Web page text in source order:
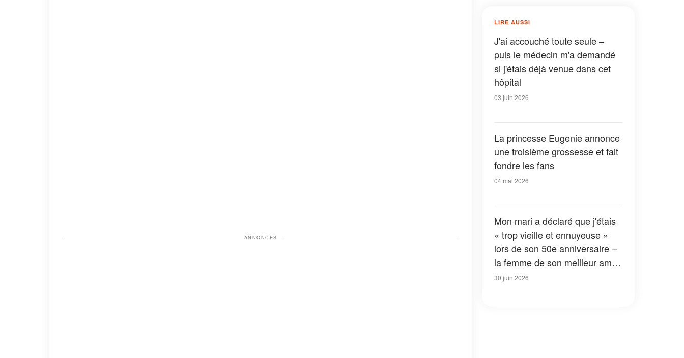
ANNONCES
LIRE AUSSI
J'ai accouché toute seule –
puis le médecin m'a demandé
si j'étais déjà venue dans cet
hôpital
03 juin 2026
La princesse Eugenie annonce
une troisième grossesse et fait
fondre les fans
04 mai 2026
Mon mari a déclaré que j'étais
« trop vieille et ennuyeuse »
lors de son 50e anniversaire –
la femme de son meilleur ami
s'est levée, et trois phrases
30 juin 2026